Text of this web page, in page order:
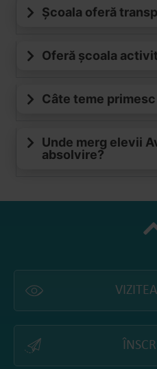
Școala oferă
Oferă școala
Câte teme
Unde merg elevii
absolvire?